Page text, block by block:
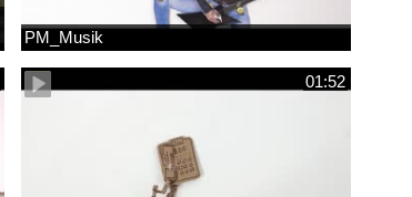
PM_Musik
01:52